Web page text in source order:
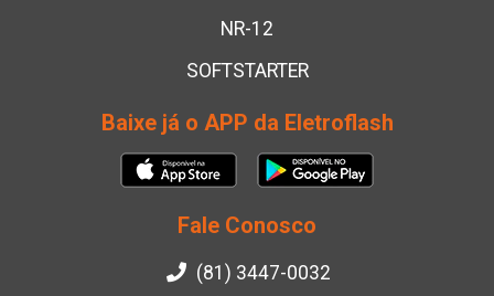
NR-12
SOFTSTARTER
Baixe já o APP da Eletroflash
Fale Conosco
(81) 3447-0032